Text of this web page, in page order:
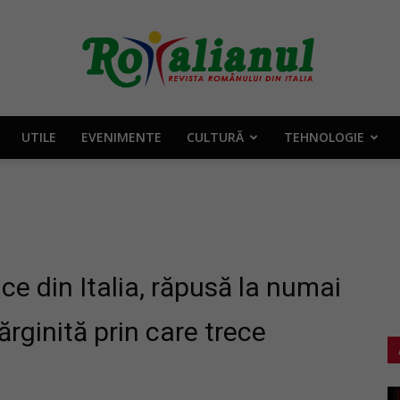
Rotalianul
UTILE EVENIMENTE CULTURĂ TEHNOLOGIE
din Italia, răpusă la numai
prin care trece